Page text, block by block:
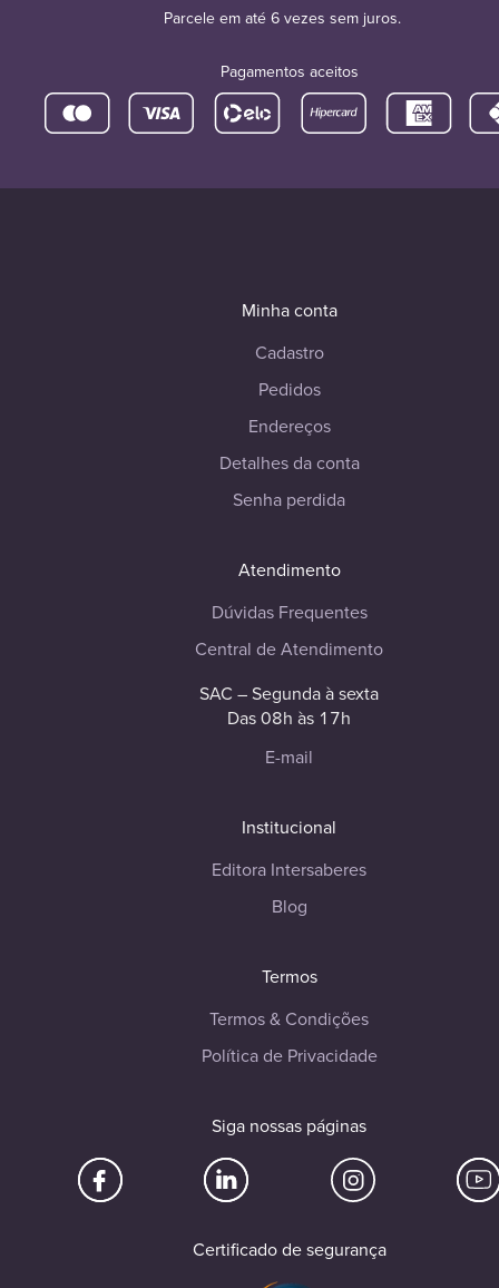
Parcele em até 6 vezes sem juros.
Pagamentos aceitos
Minha conta
Cadastro
Pedidos
Endereços
Detalhes da conta
Senha perdida
Atendimento
Dúvidas Frequentes
Central de Atendimento
SAC – Segunda à sexta
Das 08h às 17h
E-mail
Institucional
Editora Intersaberes
Blog
Termos
Termos & Condições
Política de Privacidade
Siga nossas páginas
Certificado de segurança